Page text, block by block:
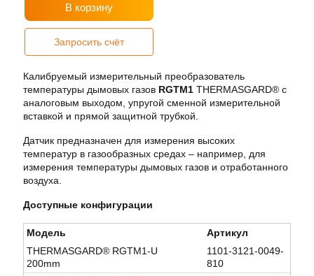
В корзину
Запросить счёт
Калибруемый измерительный преобразователь
температуры дымовых газов RGTM1 THERMASGARD® с
аналоговым выходом, упругой сменной измерительной
вставкой и прямой защитной трубкой.
Датчик предназначен для измерения высоких
температур в газообразных средах – например, для
измерения температуры дымовых газов и отработанного
воздуха.
Доступные конфигурации
Модель
Артикул
THERMASGARD® RGTM1-U
200mm
1101-3121-0049-
810